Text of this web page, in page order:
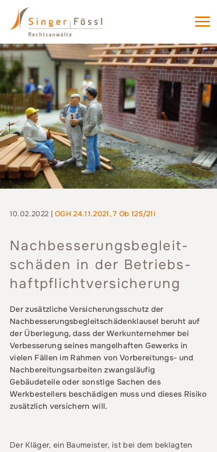
10.02.2022 |OGH 24.11.2021, 7 Ob 125/21i
Nachbesserungs­begleit­
schäden in der Betriebs­
haftpflicht­versicherung
Der zusätzliche Versicherungsschutz der
Nachbesserungsbegleitschädenklausel beruht auf
der Überlegung, dass der Werkunternehmer bei
Verbesserung seines mangelhaften Gewerks in
vielen Fällen im Rahmen von Vorbereitungs- und
Nachbereitungsarbeiten zwangsläufig
Gebäudeteile oder sonstige Sachen des
Werkbestellers beschädigen muss und dieses Risiko
zusätzlich versichern will.
Der Kläger, ein Baumeister, ist bei dem beklagten